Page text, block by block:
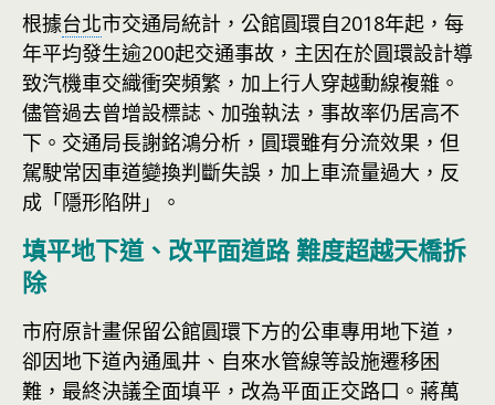
根據台北市交通局統計，公館圓環自2018年起，每
年平均發生逾200起交通事故，主因在於圓環設計導
致汽機車交織衝突頻繁，加上行人穿越動線複雜。
儘管過去曾增設標誌、加強執法，事故率仍居高不
下。交通局長謝銘鴻分析，圓環雖有分流效果，但
駕駛常因車道變換判斷失誤，加上車流量過大，反
成「隱形陷阱」。
填平地下道、改平面道路 難度超越天橋拆
除
市府原計畫保留公館圓環下方的公車專用地下道，
卻因地下道內通風井、自來水管線等設施遷移困
難，最終決議全面填平，改為平面正交路口。蔣萬